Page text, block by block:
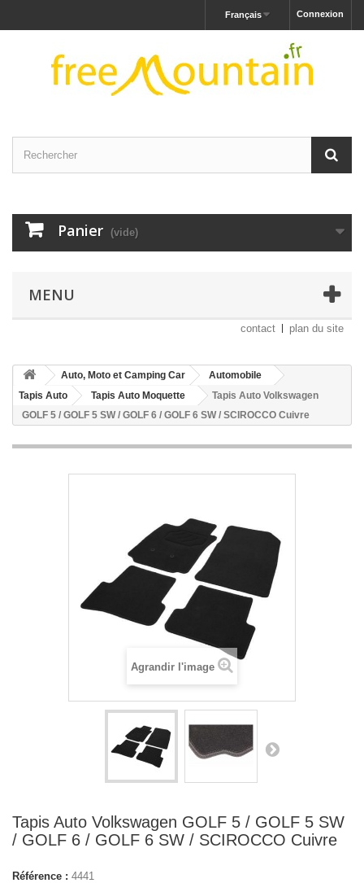
Connexion
Français
Panier (vide)
MENU
contact plan du site
Auto, Moto et Camping Car
Automobile
Tapis Auto
Tapis Auto Moquette
Tapis Auto Volkswagen
GOLF 5 / GOLF 5 SW / GOLF 6 / GOLF 6 SW / SCIROCCO Cuivre
Agrandir l'image
Tapis Auto Volkswagen GOLF 5 / GOLF 5 SW
/ GOLF 6 / GOLF 6 SW / SCIROCCO Cuivre
Référence : 4441